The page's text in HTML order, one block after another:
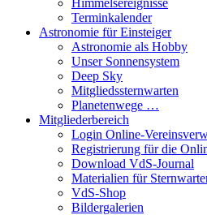
Himmelsereignisse
Terminkalender
Astronomie für Einsteiger
Astronomie als Hobby
Unser Sonnensystem
Deep Sky
Mitgliedssternwarten
Planetenwege …
Mitgliederbereich
Login Online-
Registrierung für die
Download VdS-Journal
Materialien für
VdS-Shop
Bildergalerien